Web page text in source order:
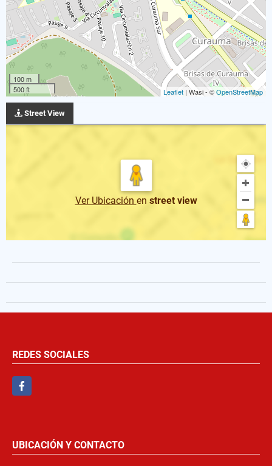
100 m
500 ft
Leaflet | Wasi - ©OpenStreetMap
Street View
Ver Ubicación en street view
REDES SOCIALES
Facebook
UBICACIÓN Y CONTACTO